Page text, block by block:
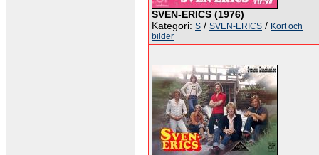
SVEN-ERICS (1976)
Kategori: S / SVEN-ERICS / Kort och
bilder